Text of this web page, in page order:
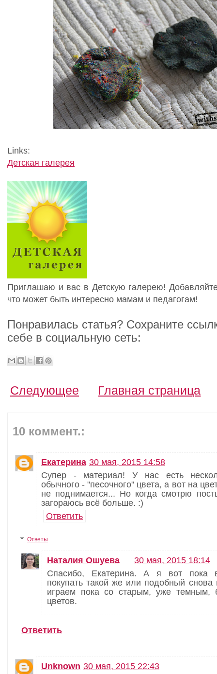
Links:
Детская галерея
Приглашаю и вас в Детскую галерею!
что может быть интересно мамам и педагогам!
Понравилась статья? Сохраните
себе в социальную сеть:
Следующее Главная страница
10 коммент.:
Екатерина 30 мая, 2015 14:58
Супер - материал! У нас есть
обычного - "песочного" цвета, а вот на
не поднимается... Но когда смотрю
загораюсь всё больше. :)
Ответить
Ответы
Наталия Ошуева
30 мая, 2015 18:14
Спасибо, Екатерина. А я вот пока
покупать такой же или подобный снова
играем пока со старым, уже темным,
цветов.
Ответить
Unknown 30 мая, 2015 22:43